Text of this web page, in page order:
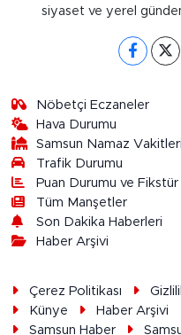
siyaset ve yerel
Nöbetçi Eczaneler
Hava Durumu
Samsun Namaz Vakitleri
Trafik Durumu
Puan Durumu ve Fikstür
Tüm Manşetler
Son Dakika Haberleri
Haber Arşivi
Çerez Politikası
Künye
Haber Arşivi
Samsun Haber